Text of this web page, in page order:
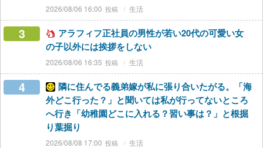
2026/08/06 16:00 生活
3
アラフィフ正社員の男性が若い20代の可愛い女
の子以外には挨拶をしない
2026/08/06 16:35 生活
4
隣に住んでる義弟嫁が私に張り合いたがる。「海
外どこ行った？」と聞いては私が行ってないところ
へ行き「幼稚園どこに入れる？習い事は？」と根掘
り葉掘り
2026/08/08 17:00 生活